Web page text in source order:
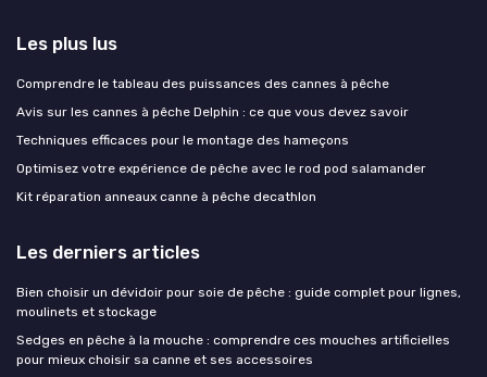
Les plus lus
Comprendre le tableau des puissances des cannes à pêche
Avis sur les cannes à pêche Delphin : ce que vous devez savoir
Techniques efficaces pour le montage des hameçons
Optimisez votre expérience de pêche avec le rod pod salamander
Kit réparation anneaux canne à pêche decathlon
Les derniers articles
Bien choisir un dévidoir pour soie de pêche : guide complet pour lignes,
moulinets et stockage
Sedges en pêche à la mouche : comprendre ces mouches artificielles
pour mieux choisir sa canne et ses accessoires